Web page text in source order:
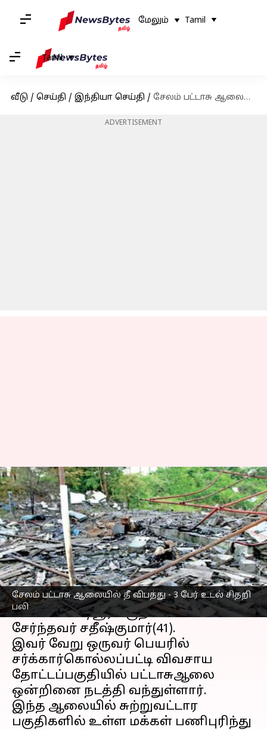
மேலும் Tamil
Tamil
வீடு / செய்தி / இந்தியா செய்தி / சேலம் பட்டாசு ஆலையில் தீ விபத்து - 3 பேர் உடல் சிதறி பலி
ADVERTISEMENT
சேலம் பட்டாசு ஆலையில் தீ விபத்து - 3 பேர் உடல் சிதறி
பலி
சேலம் பட்டாசு ஆலையில்
தீ விபத்து - 3 பேர் உடல்
சிதறி பலி
எழுதியவர் Nivetha P Jun 02, 2023 01:49 pm
செய்தி முன்னோட்டம்
சேலம்மாவட்டம் மஜ்ராகொல்லப்பட்டி
சடையாண்டியூர் பகுதியினை
சேர்ந்தவர் சதீஷ்குமார்(41).
இவர் வேறு ஒருவர் பெயரில்
சர்க்கார்கொல்லப்பட்டி விவசாய
தோட்டப்பகுதியில் பட்டாசுஆலை
ஒன்றினை நடத்தி வந்துள்ளார்.
இந்த ஆலையில் சுற்றுவட்டார
பகுதிகளில் உள்ள மக்கள் பணிபுரிந்து